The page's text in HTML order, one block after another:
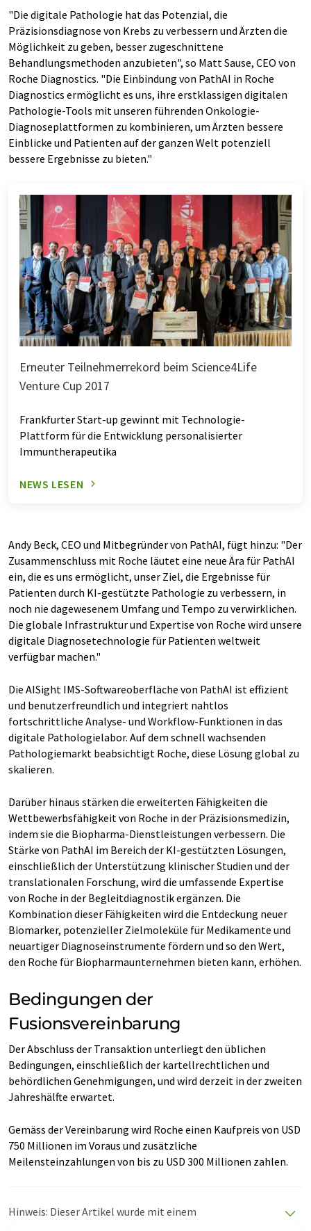
"Die digitale Pathologie hat das Potenzial, die
Präzisionsdiagnose von Krebs zu verbessern und Ärzten die
Möglichkeit zu geben, besser zugeschnittene
Behandlungsmethoden anzubieten", so Matt Sause, CEO von
Roche Diagnostics. "Die Einbindung von PathAI in Roche
Diagnostics ermöglicht es uns, ihre erstklassigen digitalen
Pathologie-Tools mit unseren führenden Onkologie-
Diagnoseplattformen zu kombinieren, um Ärzten bessere
Einblicke und Patienten auf der ganzen Welt potenziell
bessere Ergebnisse zu bieten."
Erneuter Teilnehmerrekord beim Science4Life
Venture Cup 2017
Frankfurter Start-up gewinnt mit Technologie-
Plattform für die Entwicklung personalisierter
Immuntherapeutika
NEWS LESEN
Andy Beck, CEO und Mitbegründer von PathAI, fügt hinzu: "Der
Zusammenschluss mit Roche läutet eine neue Ära für PathAI
ein, die es uns ermöglicht, unser Ziel, die Ergebnisse für
Patienten durch KI-gestützte Pathologie zu verbessern, in
noch nie dagewesenem Umfang und Tempo zu verwirklichen.
Die globale Infrastruktur und Expertise von Roche wird unsere
digitale Diagnosetechnologie für Patienten weltweit
verfügbar machen."
Die AISight IMS-Softwareoberfläche von PathAI ist effizient
und benutzerfreundlich und integriert nahtlos
fortschrittliche Analyse- und Workflow-Funktionen in das
digitale Pathologielabor. Auf dem schnell wachsenden
Pathologiemarkt beabsichtigt Roche, diese Lösung global zu
skalieren.
Darüber hinaus stärken die erweiterten Fähigkeiten die
Wettbewerbsfähigkeit von Roche in der Präzisionsmedizin,
indem sie die Biopharma-Dienstleistungen verbessern. Die
Stärke von PathAI im Bereich der KI-gestützten Lösungen,
einschließlich der Unterstützung klinischer Studien und der
translationalen Forschung, wird die umfassende Expertise
von Roche in der Begleitdiagnostik ergänzen. Die
Kombination dieser Fähigkeiten wird die Entdeckung neuer
Biomarker, potenzieller Zielmoleküle für Medikamente und
neuartiger Diagnoseinstrumente fördern und so den Wert,
den Roche für Biopharmaunternehmen bieten kann, erhöhen.
Bedingungen der
Fusionsvereinbarung
Der Abschluss der Transaktion unterliegt den üblichen
Bedingungen, einschließlich der kartellrechtlichen und
behördlichen Genehmigungen, und wird derzeit in der zweiten
Jahreshälfte erwartet.
Gemäss der Vereinbarung wird Roche einen Kaufpreis von USD
750 Millionen im Voraus und zusätzliche
Meilensteinzahlungen von bis zu USD 300 Millionen zahlen.
Hinweis: Dieser Artikel wurde mit einem